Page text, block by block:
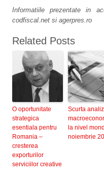
Informatiile prezentate in
codfiscal.net si agerpres.ro
Related Posts
O oportunitate
strategica
esentiala pentru
Romania –
cresterea
exporturilor
serviciilor creative
Scurta
la nivel
noiembrie